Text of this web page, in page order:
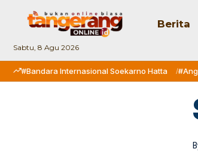
Sabtu, 8 Agu 2026
Berita
#Bandara Internasional Soekarno Hatta